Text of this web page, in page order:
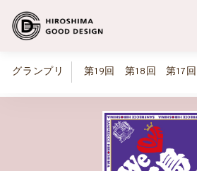
グランプリ 第19回 第18回 第17回